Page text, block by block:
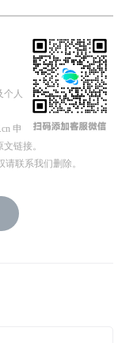
个人
申
链接。
联系我们删除。